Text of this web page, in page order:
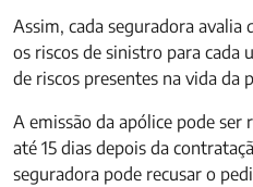
Assim, cada seguradora avalia
os riscos de sinistro para cada
de riscos presentes na vida da
A emissão da apólice pode
até 15 dias depois da
seguradora pode recusar o